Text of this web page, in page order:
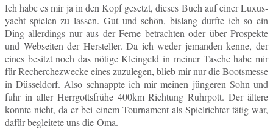
Ich habe es mir ja in den Kopf ge­setzt, dieses Buch auf einer Lu­xus­
yacht spie­len zu lassen. Gut und schön, bis­lang durfte ich so ein
Ding al­ler­dings nur aus der Ferne be­trach­ten oder über Pro­spek­te
und Web­sei­ten der Her­stel­ler. Da ich weder je­man­den kenne, der
eines be­sitzt noch das nötige Klein­geld in meiner Tasche habe mir
für Re­cher­che­zwe­cke eines zu­zu­le­gen, blieb mir nur die Boots­mes­se
in Düs­sel­dorf. Also schnapp­te ich mir meinen jün­ge­ren Sohn und
fuhr in aller Herr­gotts­frü­he 400km Rich­tung Ruhr­pott. Der ältere
konnte nicht, da er bei einem Tour­na­ment als Spiel­rich­ter tätig war,
dafür be­glei­te­te uns die Oma.